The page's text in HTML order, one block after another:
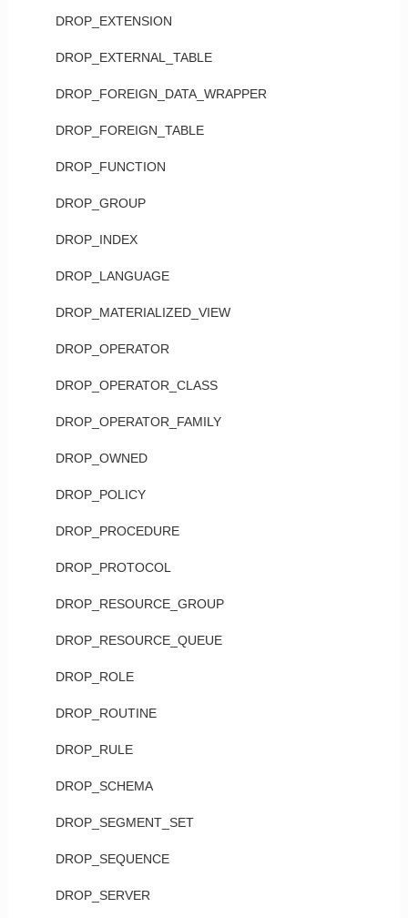
DROP_EXTENSION
DROP_EXTERNAL_TABLE
DROP_FOREIGN_DATA_WRAPPER
DROP_FOREIGN_TABLE
DROP_FUNCTION
DROP_GROUP
DROP_INDEX
DROP_LANGUAGE
DROP_MATERIALIZED_VIEW
DROP_OPERATOR
DROP_OPERATOR_CLASS
DROP_OPERATOR_FAMILY
DROP_OWNED
DROP_POLICY
DROP_PROCEDURE
DROP_PROTOCOL
DROP_RESOURCE_GROUP
DROP_RESOURCE_QUEUE
DROP_ROLE
DROP_ROUTINE
DROP_RULE
DROP_SCHEMA
DROP_SEGMENT_SET
DROP_SEQUENCE
DROP_SERVER